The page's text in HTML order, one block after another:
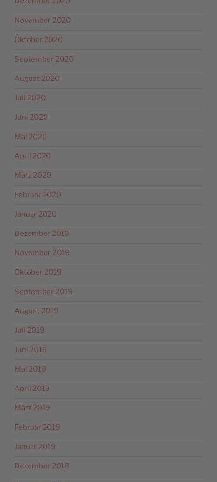
November 2020
Oktober 2020
September 2020
August 2020
Juli 2020
Juni 2020
Mai 2020
April 2020
März 2020
Februar 2020
Januar 2020
Dezember 2019
November 2019
Oktober 2019
September 2019
August 2019
Juli 2019
Juni 2019
Mai 2019
April 2019
März 2019
Februar 2019
Januar 2019
Dezember 2018